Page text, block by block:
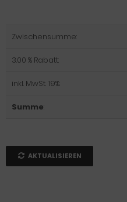
Zwischensumme:
3.00 % Rabatt:
inkl. MwSt. 19%:
Summe:
AKTUALISIEREN